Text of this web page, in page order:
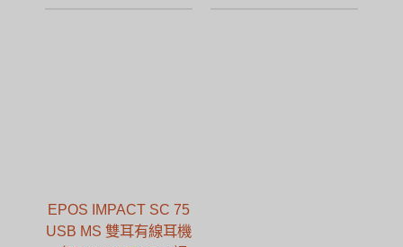
EPOS IMPACT SC 75
USB MS 雙耳有線耳機